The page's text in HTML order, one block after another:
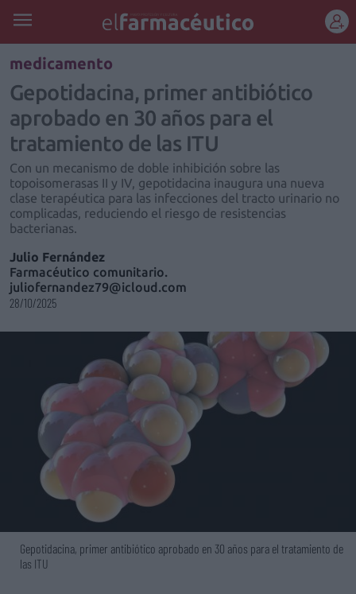
medicamento
Gepotidacina, primer antibiótico
aprobado en 30 años para el
tratamiento de las ITU
Con un mecanismo de doble inhibición sobre las
topoisomerasas II y IV, gepotidacina inaugura una nueva
clase terapéutica para las infecciones del tracto urinario no
complicadas, reduciendo el riesgo de resistencias
bacterianas.
Julio Fernández
Farmacéutico comunitario.
juliofernandez79@icloud.com
28/10/2025
Gepotidacina, primer antibiótico aprobado en 30 años para el tratamiento de
las ITU